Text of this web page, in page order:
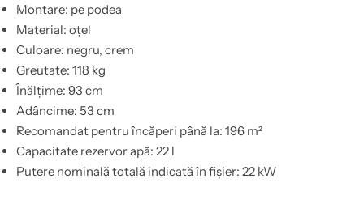
Montare: pe podea
Material: oțel
Culoare: negru, crem
Greutate: 118 kg
Înălțime: 93 cm
Adâncime: 53 cm
Recomandat pentru încăperi până la: 196 m²
Capacitate rezervor apă: 22 l
Putere nominală totală indicată în fișier: 22 kW